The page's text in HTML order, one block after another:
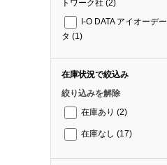
トワーク社 (2)
I-O DATA アイオーデー
タ (1)
在庫状況で絞込み
絞り込みを解除
在庫あり (2)
在庫なし (17)